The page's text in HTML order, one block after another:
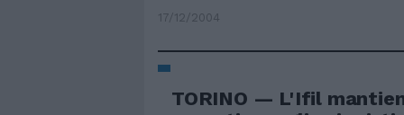
17/12/2004
TORINO — L'Ifil